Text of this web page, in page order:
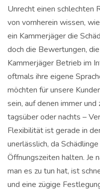
Unrecht einen schlechten
von vornherein wissen,
ein Kammerjäger die
doch die Bewertungen,
Kammerjäger Betrieb im
oftmals ihre eigene
möchten für unsere
sein, auf denen immer
tagsüber oder nachts –
Flexibilität ist gerade in
unerlässlich, da
Öffnungszeiten halten. Je
man es zu tun hat, ist
und eine zügige